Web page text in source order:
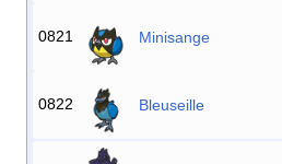
0821 Minisange
0822 Bleuseille